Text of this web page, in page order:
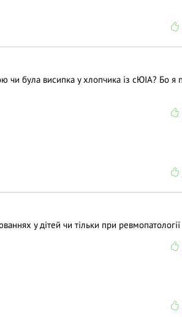
була висипка у хлопчика із сЮІА? Бо я
у дітей чи тільки при ревмопатології